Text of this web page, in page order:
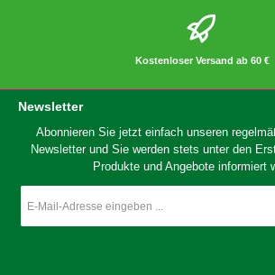
Kostenloser Versand ab 60 €
Newsletter
Abonnieren Sie jetzt einfach unseren
Newsletter und Sie werden stets unter den
Produkte und Angebote informiert
Mail-
*